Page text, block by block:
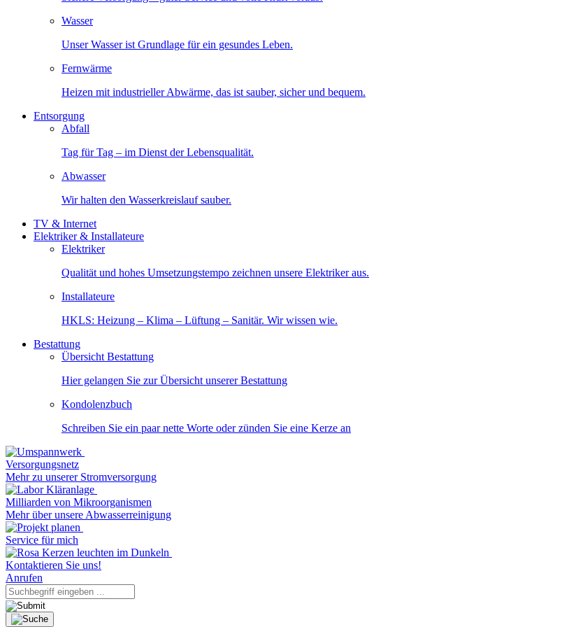
Wasser
Unser Wasser ist Grundlage für ein gesundes Leben.
Fernwärme
Heizen mit industrieller Abwärme, das ist sauber, sicher und bequem.
Entsorgung
Abfall
Tag für Tag – im Dienst der Lebensqualität.
Abwasser
Wir halten den Wasserkreislauf sauber.
TV & Internet
Elektriker & Installateure
Elektriker
Qualität und hohes Umsetzungstempo zeichnen unsere Elektriker aus.
Installateure
HKLS: Heizung – Klima – Lüftung – Sanitär. Wir wissen wie.
Bestattung
Übersicht Bestattung
Hier gelangen Sie zur Übersicht unserer Bestattung
Kondolenzbuch
Schreiben Sie ein paar nette Worte oder zünden Sie eine Kerze an
Versorgungsnetz
Mehr zu unserer Stromversorgung
Milliarden von Mikroorganismen
Mehr über unsere Abwasserreinigung
Service für mich
Kontaktieren Sie uns!
Anrufen